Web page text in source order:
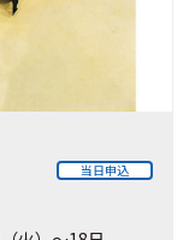
当日申込